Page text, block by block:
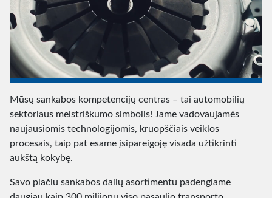
Mūsų sankabos kompetencijų centras – tai automobilių
sektoriaus meistriškumo simbolis! Jame vadovaujamės
naujausiomis technologijomis, kruopščiais veiklos
procesais, taip pat esame įsipareigoję visada užtikrinti
aukštą kokybę.
Savo plačiu sankabos dalių asortimentu padengiame